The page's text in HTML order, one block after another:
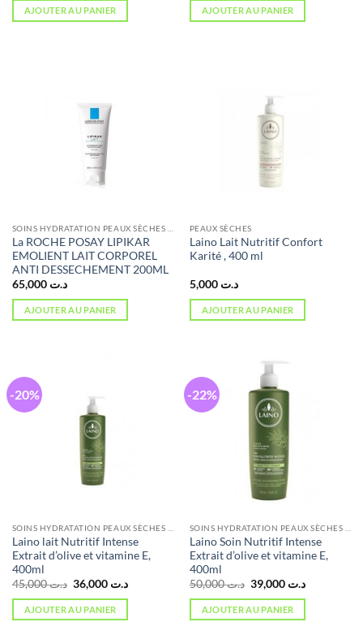
AJOUTER AU PANIER AJOUTER AU PANIER
La ROCHE POSAY LIPIKAR
EMOLIENT LAIT CORPOREL
ANTI DESSECHEMENT 200ML
د.ت 65,000
AJOUTER AU PANIER
PEAUX SÈCHES
Laino Lait Nutritif Confort
Karité , 400 ml
د.ت 5,000
AJOUTER AU PANIER
-20%
Laino lait Nutritif Intense
Extrait d’olive et vitamine E,
400ml
د.ت45,000
Le
prix
initial
était :
د.ت 36,000
Le
AJOUTER AU PANIER
-22%
Laino Soin Nutritif Intense
Extrait d’olive et vitamine E,
400ml
د.ت50,000
Le
prix
initial
était :
د.ت 39,000
Le
AJOUTER AU PANIER